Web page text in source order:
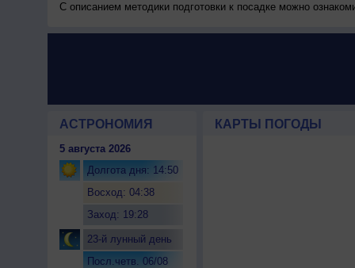
С описанием методики подготовки к посадке можно
АСТРОНОМИЯ
5 августа 2026
Долгота дня: 14:50
Восход: 04:38
Заход: 19:28
23-й лунный день
Посл.четв. 06/08
КАРТЫ ПОГОДЫ